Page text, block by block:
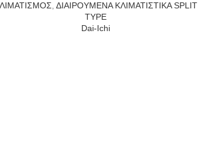
ΔΙΑΙΡΟΥΜΕΝΑ ΚΛΙΜΑΤΙΣΤΙΚΑ SPLIT
TYPE
Dai-Ichi